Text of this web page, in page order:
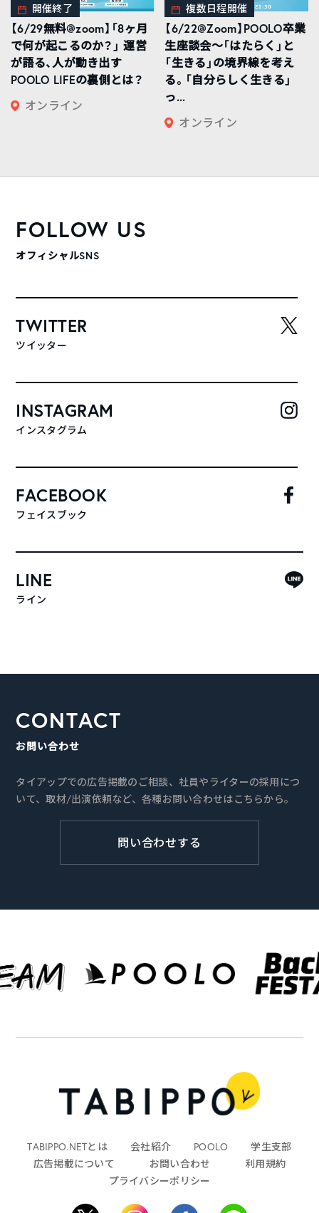
開催終了
【6/29無料@zoom】「8ヶ月
で何が起こるのか？」 運営
が語る、人が動き出す
POOLO LIFEの裏側とは？
オンライン
複数日程開催
【6/22@Zoom】POOLO卒業
生座談会〜「はたらく」と
「生きる」の境界線を考え
る。「自分らしく生きる」
っ...
オンライン
FOLLOW US
オフィシャルSNS
TWITTER
ツイッター
INSTAGRAM
インスタグラム
FACEBOOK
フェイスブック
LINE
ライン
CONTACT
お問い合わせ
タイアップでの広告掲載のご相談、社員やライターの採用につ
いて、取材/出演依頼など、各種お問い合わせはこちらから。
問い合わせする
TABIPPO.NETとは 会社紹介 POOLO
学生支部
広告掲載について
お問い合わせ
利用規約
プライバシーポリシー